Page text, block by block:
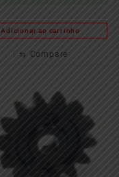
Adicionar ao carrinho
⇆ Compare